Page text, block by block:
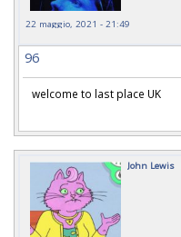
22 maggio, 2021 - 21:49
96
welcome to last place UK
John Lewis